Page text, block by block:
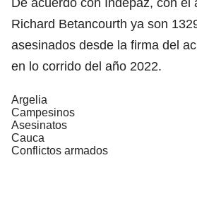
Richard Betancourth ya son
asesinados desde la firma del
en lo corrido del año 2022.
Argelia
Campesinos
Asesinatos
Cauca
Conflictos armados